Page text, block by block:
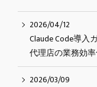
2026/04/12
Claude Code導入
代理店の業務効率
2026/03/09